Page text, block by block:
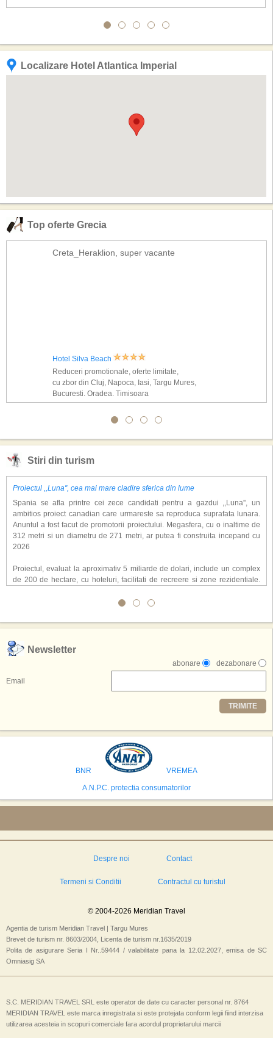
Localizare Hotel Atlantica Imperial
Top oferte Grecia
Creta_Heraklion, super vacante
Hotel Silva Beach
Reduceri promotionale, oferte limitate,
cu zbor din Cluj, Napoca, Iasi, Targu Mures,
Bucuresti, Oradea, Timisoara
Stiri din turism
Proiectul ,,Luna'', cea mai mare cladire sferica din lume
Spania se afla printre cei zece candidati pentru a gazdui ,,Luna'', un
ambitios proiect canadian care urmareste sa reproduca suprafata lunara.
Anuntul a fost facut de promotorii proiectului. Megasfera, cu o inaltime de
312 metri si un diametru de 271 metri, ar putea fi construita incepand cu
2026
Proiectul, evaluat la aproximativ 5 miliarde de dolari, include un complex
de 200 de hectare, cu hoteluri, facilitati de recreere si zone rezidentiale.
atragerea a pana la 10 milioane de turisti anual. �Luna� ar putea deveni
exclusiv simularea suprafetei lunare.
,,Credem ca exista sanse mari sa anuntam nu doar o locatie, ci poate mai
multe'', a declarat Michael R. Henderson, cofondator al Moon World
Resorts, citat de Gulf News. Potrivit acestuia, 2026 ar putea deveni un an
decisiv pentru reali zarea proiectului.
Printre celelalte tari care concureaza pentru a gazdui aceasta constructie
se numara Australia, Brazilia, China, Egipt, India, Polonia, Thailanda,
avea cele mai mari sanse de a castiga licitatia. Totusi, Spania, care se
preconizeaza ca va deveni a doua cea mai vizitata tara din lume in 2025,
isi bazeaza oferta pe infrastructura turistica solida si capacitatea hoteliera."
Newsletter
dezabonare
abonare
Email
TRIMITE
BNR
VREMEA
A.N.P.C. protectia consumatorilor
Despre noi Contact
Termeni si Conditii Contractul cu turistul
© 2004-2026 Meridian Travel
Agentia de turism Meridian Travel | Targu Mures
Brevet de turism nr. 8603/2004, Licenta de turism nr.1635/2019
Polita de asigurare Seria I Nr..59444 / valabilitate pana la 12.02.2027, emisa de SC
Omniasig SA
S.C. MERIDIAN TRAVEL SRL este operator de date cu caracter personal nr. 8764
MERIDIAN TRAVEL este marca inregistrata si este protejata conform legii fiind interzisa
utilizarea acesteia in scopuri comerciale fara acordul proprietarului marcii